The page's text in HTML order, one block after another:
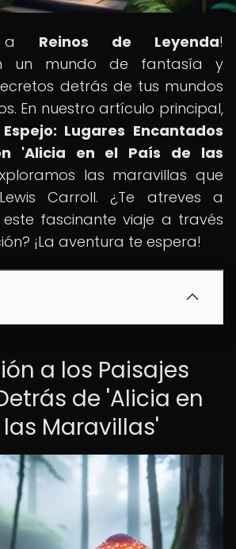
a Reinos de Leyenda!
un mundo de fantasía y
detrás de tus mundos
En nuestro artículo principal,
Lugares Encantados
'Alicia en el País de las
las maravillas que
Carroll. ¿Te atreves a
fascinante viaje a través
¡La aventura te espera!
a los Paisajes
de 'Alicia en
Maravillas'